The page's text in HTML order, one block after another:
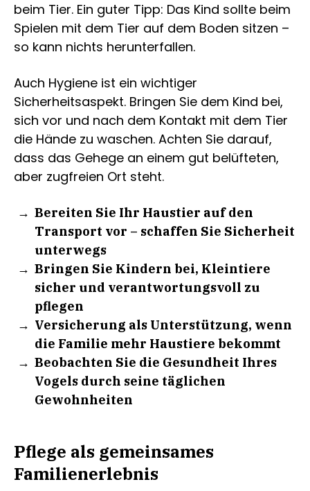
beim Tier. Ein guter Tipp: Das Kind sollte beim
Spielen mit dem Tier auf dem Boden sitzen –
so kann nichts herunterfallen.
Auch Hygiene ist ein wichtiger
Sicherheitsaspekt. Bringen Sie dem Kind bei,
sich vor und nach dem Kontakt mit dem Tier
die Hände zu waschen. Achten Sie darauf,
dass das Gehege an einem gut belüfteten,
aber zugfreien Ort steht.
Bereiten Sie Ihr Haustier auf den
Transport vor – schaffen Sie Sicherheit
unterwegs
Bringen Sie Kindern bei, Kleintiere
sicher und verantwortungsvoll zu
pflegen
Versicherung als Unterstützung, wenn
die Familie mehr Haustiere bekommt
Beobachten Sie die Gesundheit Ihres
Vogels durch seine täglichen
Gewohnheiten
Pflege als gemeinsames
Familienerlebnis